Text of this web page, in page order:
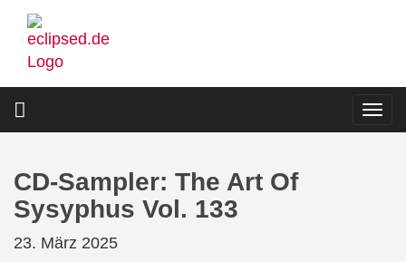
Direkt
zum
Inhalt
CD-Sampler: The Art Of
Sysyphus Vol. 133
23. März 2025